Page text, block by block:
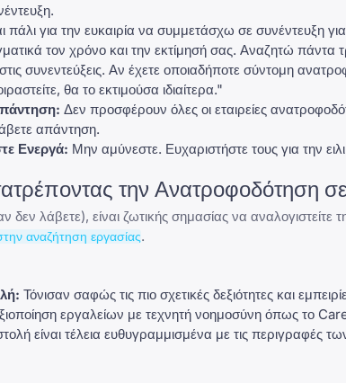
για την ευκαιρία να συμμετάσχω σε συνέντευξη
τον χρόνο και την εκτίμησή σας. Αναζητώ
συνεντεύξεις. Αν έχετε οποιαδήποτε σύντομη
θα το εκτιμούσα ιδιαίτερα."
Δεν προσφέρουν όλες οι εταιρείες
απάντηση.
Ενεργά: Μην αμύνεστε. Ευχαριστήστε τους για την
την Ανατροφοδότηση
λάβετε), είναι ζωτικής σημασίας να αναλογιστείτε
αναζήτηση εργασίας.
: Τόνισαν σαφώς τις πιο σχετικές δεξιότητες και
εργαλείων με τεχνητή νοημοσύνη όπως το
είναι τέλεια ευθυγραμμισμένα με τις περιγραφές